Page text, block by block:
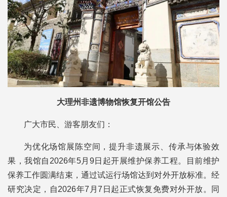
大理州非遗博物馆恢复开馆公告
广大市民、游客朋友们：
为优化场馆展陈空间，提升非遗展示、传承与体验效
果，我馆自2026年5月9日起开展维护保养工程。目前维护
保养工作圆满结束，通过试运行场馆达到对外开放标准。经
研究决定，自2026年7月7日起正式恢复免费对外开放。同